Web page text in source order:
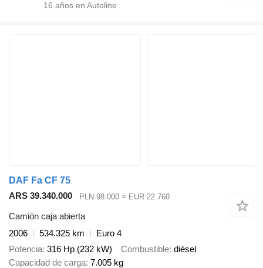
16 años en Autoline
DAF Fa CF 75
ARS 39.340.000
PLN 98.000 ≈ EUR 22.760
Camión caja abierta
2006
534.325 km
Euro 4
Potencia 316 Hp (232 kW) Combustible diésel
Capacidad de carga 7.005 kg